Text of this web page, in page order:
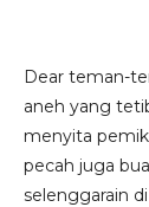
Dear teman-
aneh yang
menyita
pecah juga
selenggarain